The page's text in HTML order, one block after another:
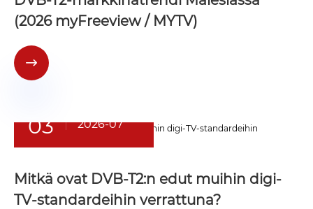
(2026 myFreeview / MYTV)

03 2026-07
Mitkä ovat DVB-T2:n edut muihin digi-
TV-standardeihin verrattuna?